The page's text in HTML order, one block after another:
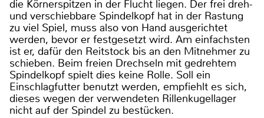
die Körnerspitzen in der Flucht liegen. Der frei dreh-
und verschiebbare Spindelkopf hat in der Rastung
zu viel Spiel, muss also von Hand ausgerichtet
werden, bevor er festgesetzt wird. Am einfachsten
ist er, dafür den Reitstock bis an den Mitnehmer zu
schieben. Beim freien Drechseln mit gedrehtem
Spindelkopf spielt dies keine Rolle. Soll ein
Einschlagfutter benutzt werden, empfiehlt es sich,
dieses wegen der verwendeten Rillenkugellager
nicht auf der Spindel zu bestücken.